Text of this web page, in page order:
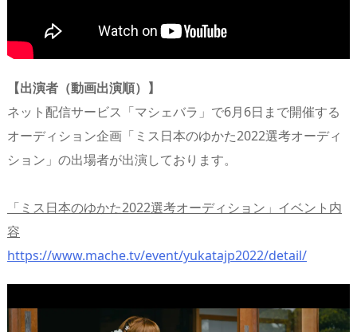
【出演者（動画出演順）】
ネット配信サービス「マシェバラ」で6月6日まで開催する
オーディション企画「ミス日本のゆかた2022選考オーディ
ション」の出場者が出演しております。
「ミス日本のゆかた2022選考オーディション」イベント内
容
https://www.mache.tv/event/yukatajp2022/detail/